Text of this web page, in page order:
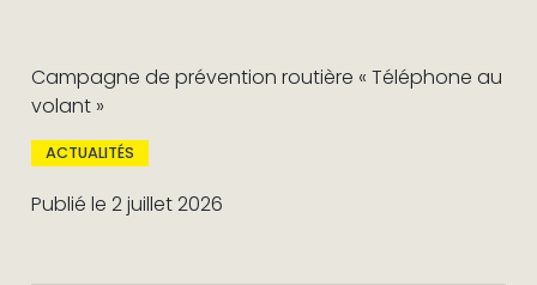
Campagne de prévention routière « Téléphone au
volant »
ACTUALITÉS
Publié le 2 juillet 2026